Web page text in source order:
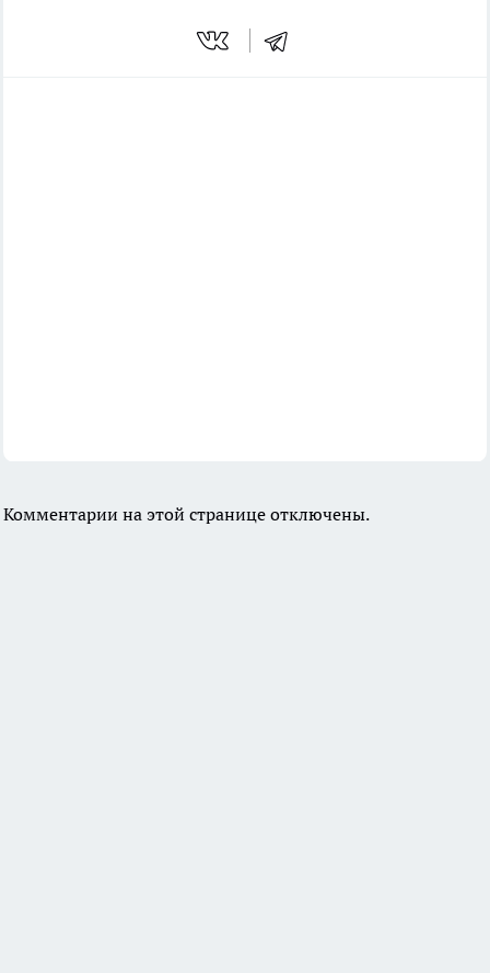
Комментарии на этой странице отключены.